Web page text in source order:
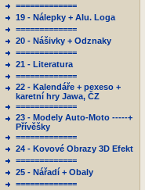
=============
19 - Nálepky + Alu. Loga
=============
20 - Nášivky + Odznaky
=============
21 - Literatura
=============
22 - Kalendáře + pexeso +
karetní hry Jawa, ČZ
=============
23 - Modely Auto-Moto -----+
Přívěšky
=============
24 - Kovové Obrazy 3D Efekt
=============
25 - Nářadí + Obaly
=============